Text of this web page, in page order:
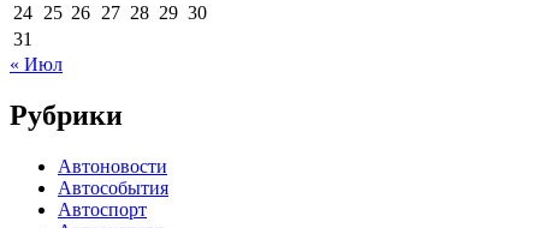
24 25 26 27 28 29 30
31
« Июл
Рубрики
Автоновости
Автособытия
Автоспорт